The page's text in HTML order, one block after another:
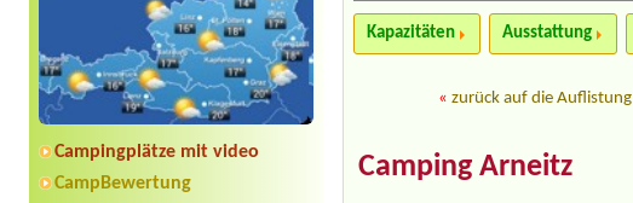
Campingplätze mit video
CampBewertung
Kapazitäten Ausstattung
«zurück auf die Auflistung
Camping Arneitz